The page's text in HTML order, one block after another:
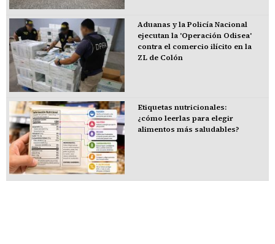
Aduanas y la Policía Nacional
ejecutan la 'Operación Odisea'
contra el comercio ilícito en la
ZL de Colón
Etiquetas nutricionales:
¿cómo leerlas para elegir
alimentos más saludables?